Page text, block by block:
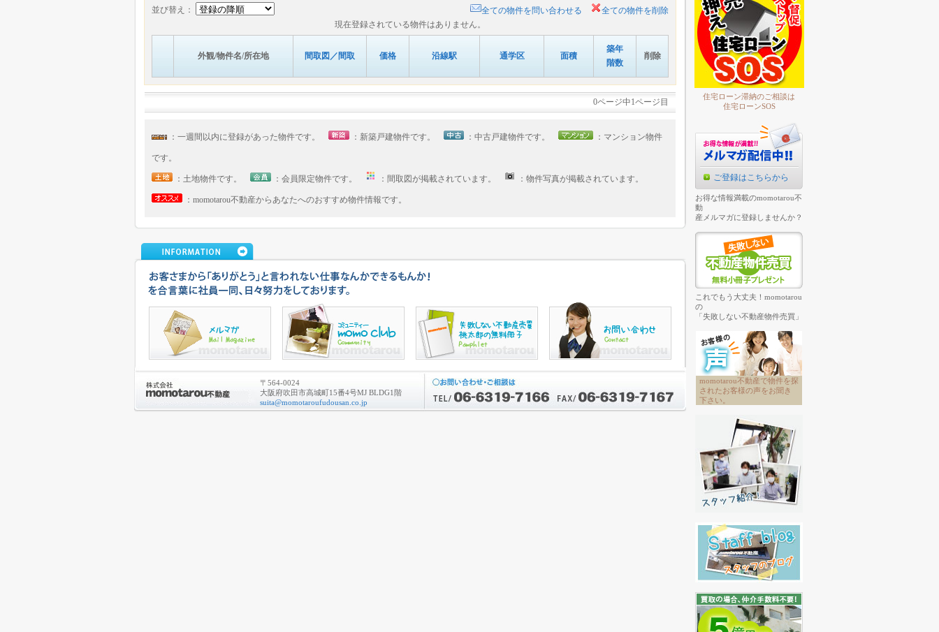
並び替え： 全ての物件を問い合わせる
全ての物件を削除
現在登録されている物件はありません。
外観/物件名/所在地 間取図／間取 価格 沿線駅 通学区 面積
築年
階数
削除
0ページ中1ページ目
：一週間以内に登録があった物件です。 ：新築戸建物件です。 ：中古戸建物件です。 ：マンション物件
です。
：土地物件です。 ：会員限定物件です。 ：間取図が掲載されています。 ：物件写真が掲載されています。
：momotarou不動産からあなたへのおすすめ物件情報です。
〒564-0024
大阪府吹田市高城町15番4号MJ BLDG1階
suita@momotaroufudousan.co.jp
住宅ローン滞納のご相談は
住宅ローンSOS
ご登録はこちらから
お得な情報満載のmomotarou不
動
産メルマガに登録しませんか？
これでもう大丈夫！momotarou
の
「失敗しない不動産物件売買」
momotarou不動産で物件を探
されたお客様の声をお聞き
下さい。